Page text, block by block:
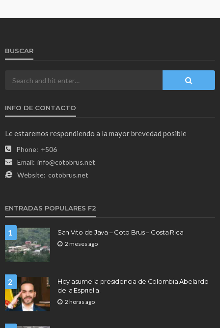
BUSCAR
INFO DE CONTACTO
Le estaremos respondiendo a la mayor brevedad posible
Phone: +506
Email: info@cotobrus.net
Website: cotobrus.net
ENTRADAS POPULARES F2
1 San Vito de Java – Coto Brus – Costa Rica
2 meses ago
2
Hoy asume la presidencia de Colombia Abelardo
de la Espriella.
2 horas ago